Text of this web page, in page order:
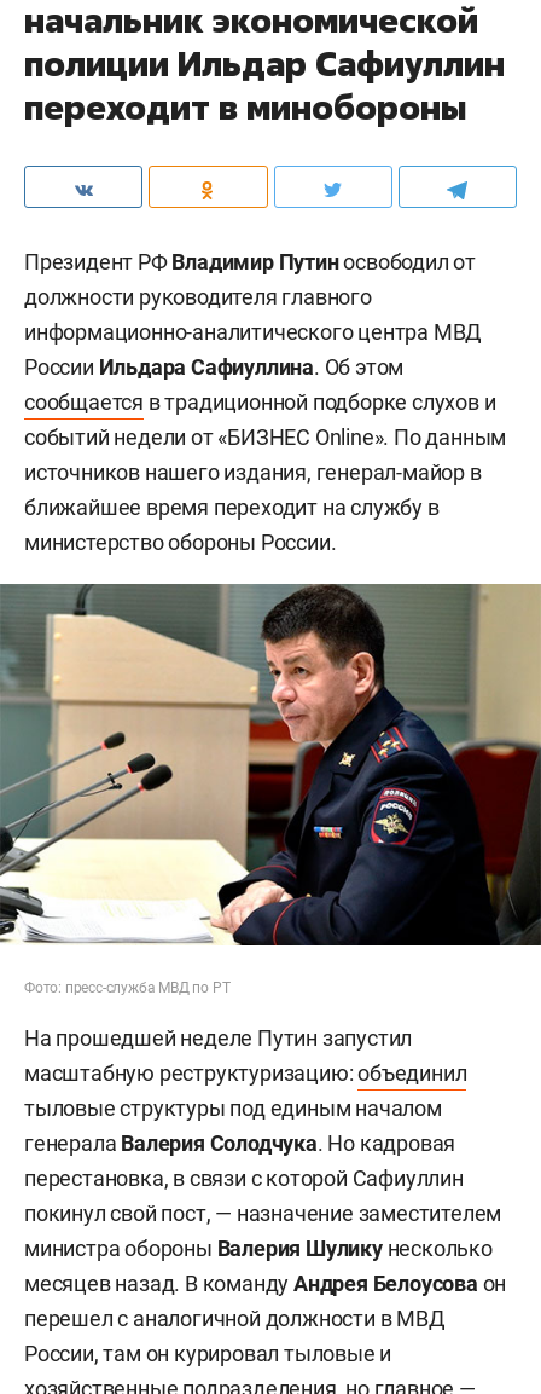
начальник экономической
полиции Ильдар Сафиуллин
переходит в минобороны
Президент РФВладимир Путиносвободил от
должности руководителя главного
информационно-аналитического центра МВД
России Ильдара Сафиуллина. Об этом
сообщается в традиционной подборке слухов и
событий недели от «БИЗНЕС Online». По данным
источников нашего издания, генерал-майор в
ближайшее время переходит на службу в
министерство обороны России.
Фото: пресс-служба МВД по РТ
На прошедшей неделе Путин запустил
масштабную реструктуризацию:объединил
тыловые структуры под единым началом
генерала Валерия Солодчука. Но кадровая
перестановка, в связи с которой Сафиуллин
покинул свой пост, — назначение заместителем
министра обороны Валерия Шуликунесколько
месяцев назад. В командуАндрея Белоусова он
перешел с аналогичной должности в МВД
России, там он курировал тыловые и
хозяйственные подразделения, но главное —